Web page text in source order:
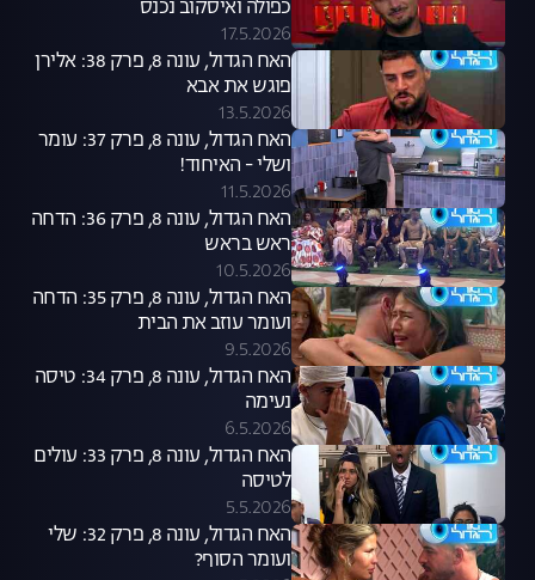
כפולה ואיסקוב נכנס
17.5.2026
האח הגדול, עונה 8, פרק 38: אלירן
פוגש את אבא
13.5.2026
האח הגדול, עונה 8, פרק 37: עומר
ושלי - האיחוד!
11.5.2026
האח הגדול, עונה 8, פרק 36: הדחה
ראש בראש
10.5.2026
האח הגדול, עונה 8, פרק 35: הדחה
ועומר עוזב את הבית
9.5.2026
האח הגדול, עונה 8, פרק 34: טיסה
נעימה
6.5.2026
האח הגדול, עונה 8, פרק 33: עולים
לטיסה
5.5.2026
האח הגדול, עונה 8, פרק 32: שלי
ועומר הסוף?